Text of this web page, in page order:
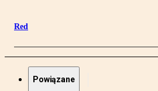
Red
Powiązane